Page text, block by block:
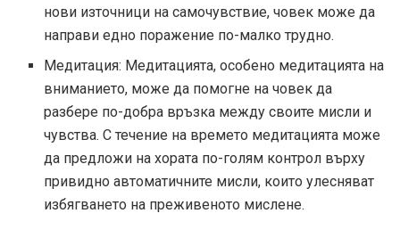
нови източници на самочувствие, човек може да
направи едно поражение по-малко трудно.
Медитация: Медитацията, особено медитацията на
вниманието, може да помогне на човек да
разбере по-добра връзка между своите мисли и
чувства. С течение на времето медитацията може
да предложи на хората по-голям контрол върху
привидно автоматичните мисли, които улесняват
избягването на преживеното мислене.